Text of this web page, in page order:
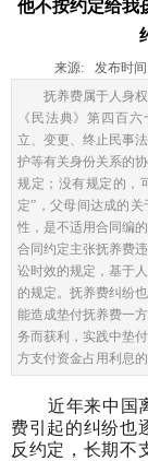
他不按约定给我
来源: 发布时
抚养费属于人身
《民法典》第四百
立、变更、终止民事
护等有关身份关系的
规定；没有规定的，
定”，父母间达成的
性，是不适用合同编
合同约定主张抚养费
讼时效的规定，基于
的规定。抚养费纠纷
能造成垫付抚养费一
务而获利，实践中垫
方支付资金占用利息
近年来中国
费引起的纠纷也
反约定，长期不